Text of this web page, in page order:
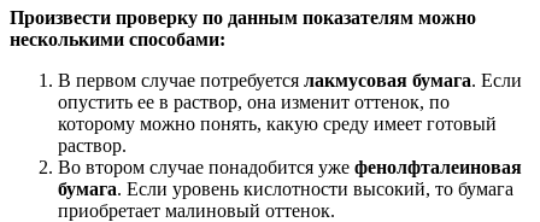
Произвести проверку по данным показателям можно
несколькими способами:
В первом случае потребуется лакмусовая бумага. Если
опустить ее в раствор, она изменит оттенок, по
которому можно понять, какую среду имеет готовый
раствор.
Во втором случае понадобится уже фенолфталеиновая
бумага. Если уровень кислотности высокий, то бумага
приобретает малиновый оттенок.